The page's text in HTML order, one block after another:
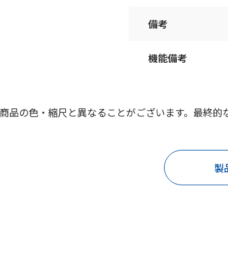
備考
機能備考
の色・縮尺と異なることがございます。最終的
製